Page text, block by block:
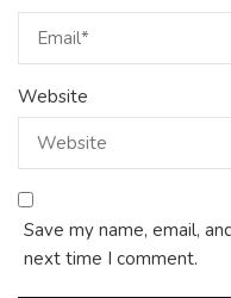
Website
Save my name, email,
next time I comment.